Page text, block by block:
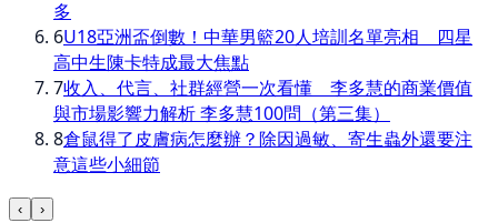
多
6U18亞洲盃倒數！中華男籃20人培訓名單亮相 四星
高中生陳卡特成最大焦點
7收入、代言、社群經營一次看懂 李多慧的商業價值
與市場影響力解析 李多慧100問（第三集）
8倉鼠得了皮膚病怎麼辦？除因過敏、寄生蟲外還要注
意這些小細節
‹ ›